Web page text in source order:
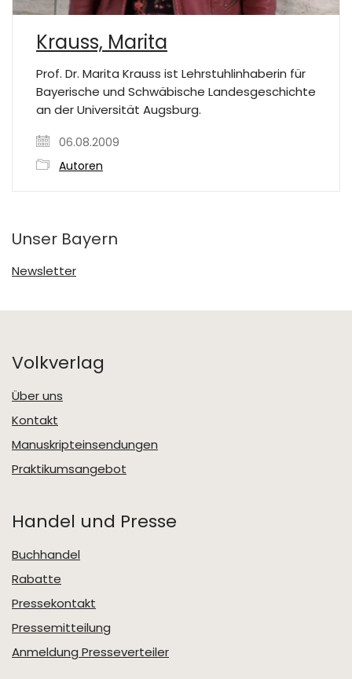
Krauss, Marita
Prof. Dr. Marita Krauss ist Lehrstuhlinhaberin für
Bayerische und Schwäbische Landesgeschichte
an der Universität Augsburg.
06.08.2009
Autoren
Unser Bayern
Newsletter
Volkverlag
Über uns
Kontakt
Manuskripteinsendungen
Praktikumsangebot
Handel und Presse
Buchhandel
Rabatte
Pressekontakt
Pressemitteilung
Anmeldung Presseverteiler